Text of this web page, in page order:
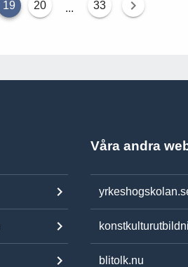
19 20 ... 33
Våra andra
blitolk.nu